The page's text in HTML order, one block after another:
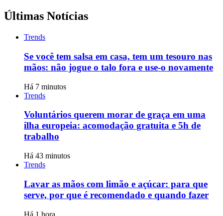
Últimas Notícias
Trends
Se você tem salsa em casa, tem um tesouro nas
mãos: não jogue o talo fora e use-o novamente
Há 7 minutos
Trends
Voluntários querem morar de graça em uma
ilha europeia: acomodação gratuita e 5h de
trabalho
Há 43 minutos
Trends
Lavar as mãos com limão e açúcar: para que
serve, por que é recomendado e quando fazer
Há 1 hora